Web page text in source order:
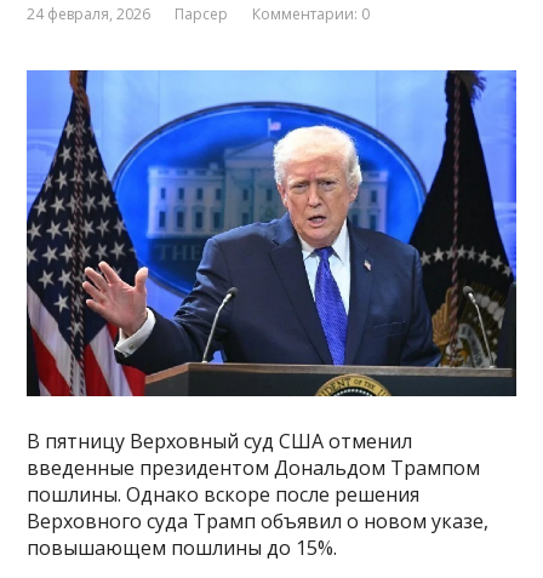
24 февраля, 2026 Парсер Комментарии: 0
В пятницу Верховный суд США отменил
введенные президентом Дональдом Трампом
пошлины. Однако вскоре после решения
Верховного суда Трамп объявил о новом указе,
повышающем пошлины до 15%.